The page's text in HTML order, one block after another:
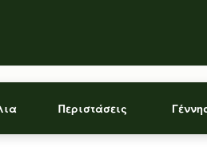
Περιστάσεις